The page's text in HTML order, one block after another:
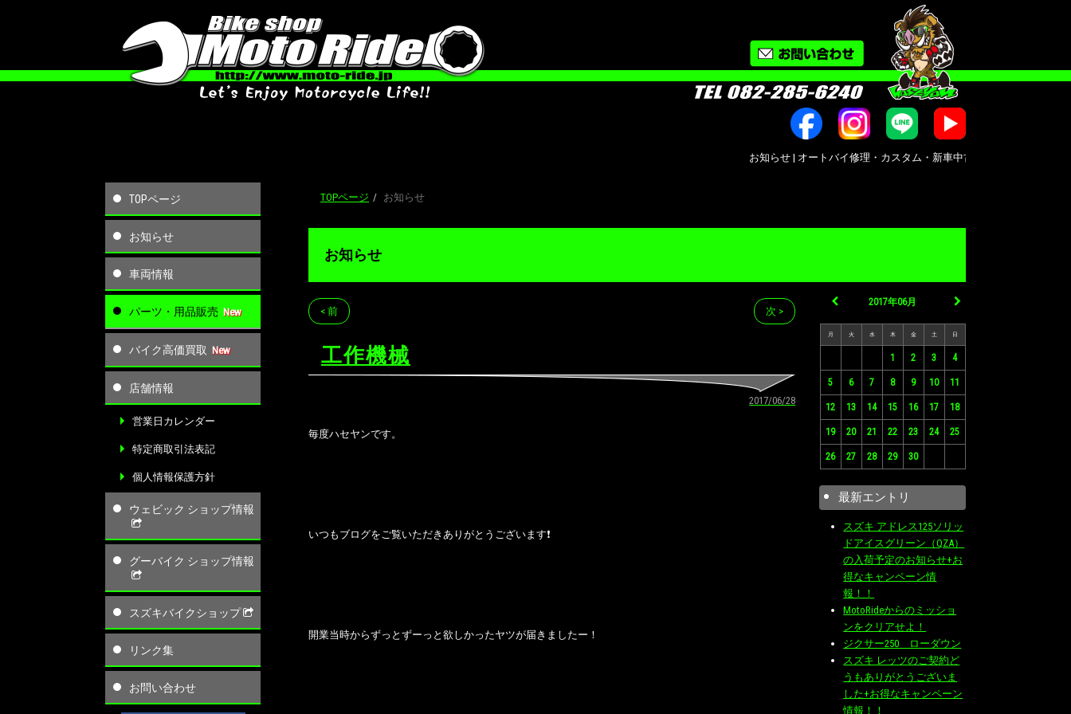
お知らせ | オートバイ修理・カスタム・新車中古車販売｜広島市南区大州
TOPページ
お知らせ
車両情報
パーツ・用品販売
バイク高価買取
店舗情報
営業日カレンダー
特定商取引法表記
個人情報保護方針
ウェビック ショップ情報
グーバイク ショップ情報
スズキバイクショップ
リンク集
お問い合わせ
TOPページ お知らせ
お知らせ
< 前 次 >
工作機械
2017/06/28
毎度ハセヤンです。
いつもブログをご覧いただきありがとうございます❗
開業当時からずっとずーっと欲しかったヤツが届きましたー！
2017年06月
月 火 水 木 金 土 日
1 2 3 4
5 6 7 8 9 10 11
12 13 14 15 16 17 18
19 20 21 22 23 24 25
26 27 28 29 30
最新エントリ
スズキ アドレス125ソリッ
ドアイスグリーン（QZA）
の入荷予定のお知らせ+お
得なキャンペーン情
報！！
MotoRideからのミッショ
ンをクリアせよ！
ジクサー250 ローダウン
スズキ レッツのご契約ど
うもありがとうございま
した+お得なキャンペーン
情報！！